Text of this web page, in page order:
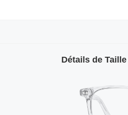
Détails de Taille